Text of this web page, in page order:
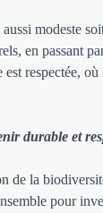
modeste
en passant
respectée,
durable et
de la
pour